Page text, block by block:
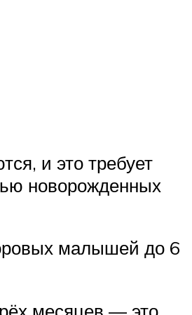
и это требует
новорожденных
малышей до 6